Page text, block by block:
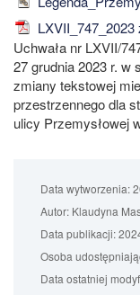
Uchwała nr LXVII/
27 grudnia 2023 r. w
zmiany tekstowej
przestrzennego dla
ulicy Przemysłowej
Data wytworzenia:
Autor: Klaudyna
Data publikacji:
Osoba
Data ostatniej